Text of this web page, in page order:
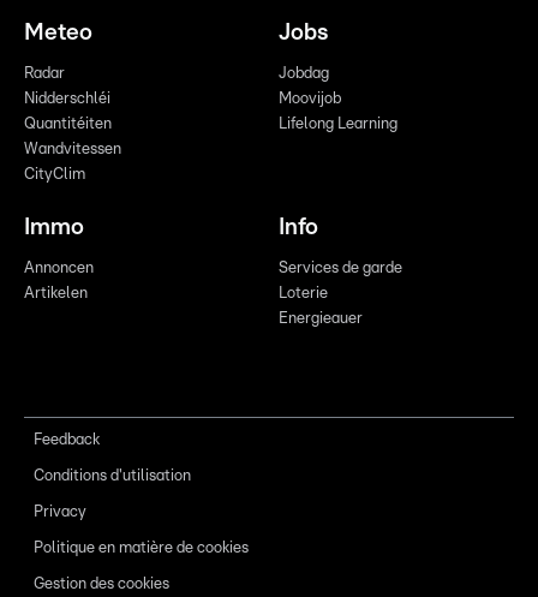
Meteo
Radar
Nidderschléi
Quantitéiten
Wandvitessen
CityClim
Jobs
Jobdag
Moovijob
Lifelong Learning
Immo
Annoncen
Artikelen
Info
Services de garde
Loterie
Energieauer
Feedback
Conditions d'utilisation
Privacy
Politique en matière de cookies
Gestion des cookies